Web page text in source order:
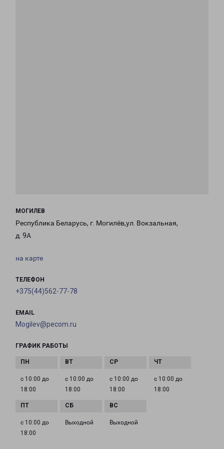
МОГИЛЕВ
Республика Беларусь, г. Могилёв,ул. Вокзальная,
д. 9А
на карте
ТЕЛЕФОН
+375(44)562-77-78
EMAIL
Mogilev@pecom.ru
ГРАФИК РАБОТЫ
с 10:00 до
18:00
с 10:00 до
18:00
с 10:00 до
18:00
с 10:00 до
18:00
с 10:00 до
18:00
Выходной Выходной